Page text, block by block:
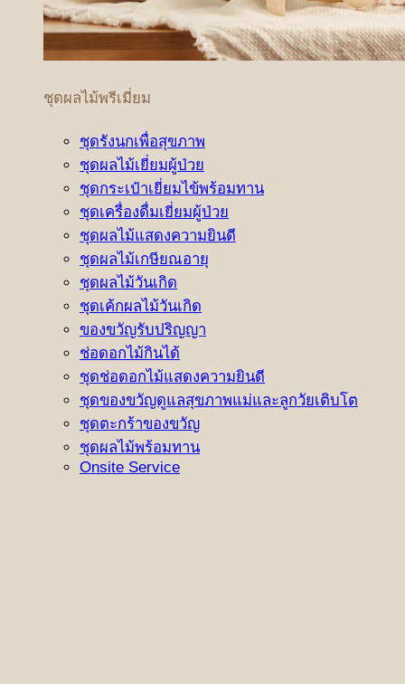
ชุดผลไม้พรีเมี่ยม
ชุดรังนกเพื่อสุขภาพ
ชุดผลไม้เยี่ยมผู้ป่วย
ชุดกระเป๋าเยี่ยมไข้พร้อมทาน
ชุดเครื่องดื่มเยี่ยมผู้ป่วย
ชุดผลไม้แสดงความยินดี
ชุดผลไม้เกษียณอายุ
ชุดผลไม้วันเกิด
ชุดเค้กผลไม้วันเกิด
ของขวัญรับปริญญา
ช่อดอกไม้กินได้
ชุดช่อดอกไม้แสดงความยินดี
ชุดของขวัญดูแลสุขภาพแม่และลูกวัยเติบโต
ชุดตะกร้าของขวัญ
ชุดผลไม้พร้อมทาน
Onsite Service